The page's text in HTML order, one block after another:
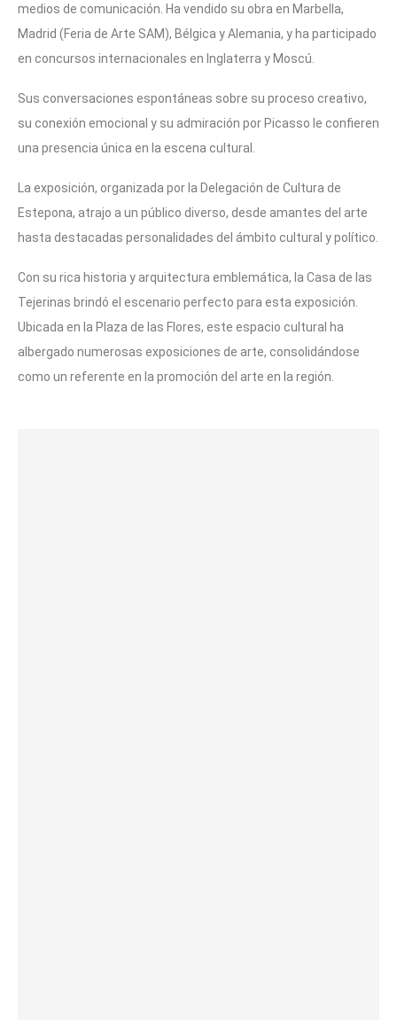
medios de comunicación. Ha vendido su obra en Marbella,
Madrid (Feria de Arte SAM), Bélgica y Alemania, y ha participado
en concursos internacionales en Inglaterra y Moscú.
Sus conversaciones espontáneas sobre su proceso creativo,
su conexión emocional y su admiración por Picasso le confieren
una presencia única en la escena cultural.
La exposición, organizada por la Delegación de Cultura de
Estepona, atrajo a un público diverso, desde amantes del arte
hasta destacadas personalidades del ámbito cultural y político.
Con su rica historia y arquitectura emblemática, la Casa de las
Tejerinas brindó el escenario perfecto para esta exposición.
Ubicada en la Plaza de las Flores, este espacio cultural ha
albergado numerosas exposiciones de arte, consolidándose
como un referente en la promoción del arte en la región.